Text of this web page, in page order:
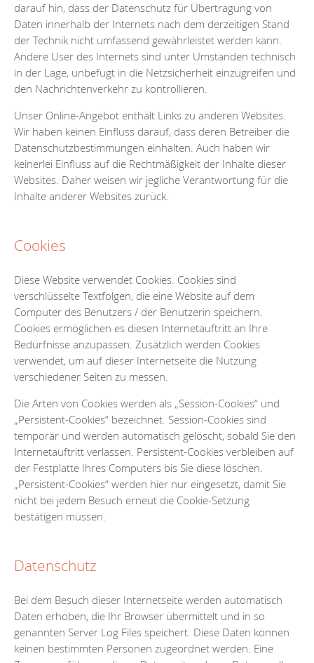
darauf hin, dass der Datenschutz für Übertragung von
Daten innerhalb der Internets nach dem derzeitigen Stand
der Technik nicht umfassend gewährleistet werden kann.
Andere User des Internets sind unter Umständen technisch
in der Lage, unbefugt in die Netzsicherheit einzugreifen und
den Nachrichtenverkehr zu kontrollieren.
Unser Online-Angebot enthält Links zu anderen Websites.
Wir haben keinen Einfluss darauf, dass deren Betreiber die
Datenschutzbestimmungen einhalten. Auch haben wir
keinerlei Einfluss auf die Rechtmäßigkeit der Inhalte dieser
Websites. Daher weisen wir jegliche Verantwortung für die
Inhalte anderer Websites zurück.
Cookies
Diese Website verwendet Cookies. Cookies sind
verschlüsselte Textfolgen, die eine Website auf dem
Computer des Benutzers / der Benutzerin speichern.
Cookies ermöglichen es diesen Internetauftritt an Ihre
Bedürfnisse anzupassen. Zusätzlich werden Cookies
verwendet, um auf dieser Internetseite die Nutzung
verschiedener Seiten zu messen.
Die Arten von Cookies werden als „Session-Cookies“ und
„Persistent-Cookies“ bezeichnet. Session-Cookies sind
temporär und werden automatisch gelöscht, sobald Sie den
Internetauftritt verlassen. Persistent-Cookies verbleiben auf
der Festplatte Ihres Computers bis Sie diese löschen.
„Persistent-Cookies“ werden hier nur eingesetzt, damit Sie
nicht bei jedem Besuch erneut die Cookie-Setzung
bestätigen müssen.
Datenschutz
Bei dem Besuch dieser Internetseite werden automatisch
Daten erhoben, die Ihr Browser übermittelt und in so
genannten Server Log Files speichert. Diese Daten können
keinen bestimmten Personen zugeordnet werden. Eine